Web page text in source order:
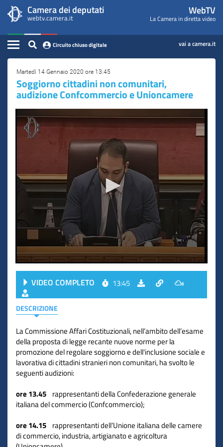
contenuto
principale
WebTV
Camera
dei
Deputati
menu
di
navigazione
Camera dei deputati
webtv.camera.it
WebTV
La Camera in diretta video
Home
Assemblea
Presidente
Commissioni
Eventi
Conferenze Stampa
Circuito chiuso digitale vai a camera.it
Contenuto
Martedì 14 Gennaio 2020 ore 13:45
Soggiorno cittadini non comunitari,
audizione Confcommercio e Unioncamere
VIDEO COMPLETO 13:45
DESCRIZIONE
La Commissione Affari Costituzionali, nell’ambito dell’esame
della proposta di legge recante nuove norme per la
promozione del regolare soggiorno e dell'inclusione sociale e
lavorativa di cittadini stranieri non comunitari, ha svolto le
seguenti audizioni:
ore 13.45 rappresentanti della Confederazione generale
italiana del commercio (Confcommercio);
ore 14.15 rappresentanti dell’Unione italiana delle camere
di commercio, industria, artigianato e agricoltura